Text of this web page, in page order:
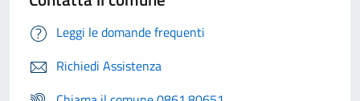
Leggi le domande frequenti
Richiedi Assistenza